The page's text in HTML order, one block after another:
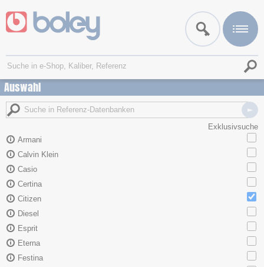
Auswahl
Exklusivsuche
Armani
Calvin Klein
Casio
Certina
Citizen
Diesel
Esprit
Eterna
Festina